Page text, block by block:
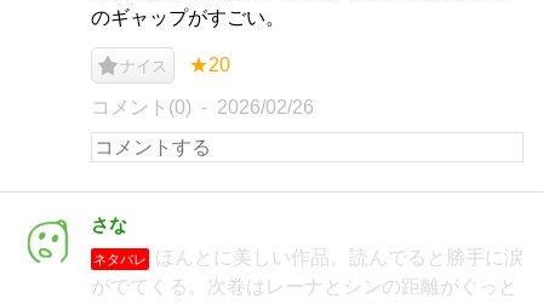
のギャップがすごい。
ナイス ★20
コメント(0) 2026/02/26
さな
ネタバレ
ほんとに美しい作品。読んでると勝手に涙
がでてくる。次巻はレーナとシンの距離がぐっと